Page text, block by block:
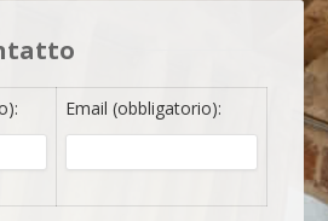
Email (obbligatorio):